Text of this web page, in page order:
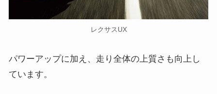
レクサスUX
パワーアップに加え、走り全体の上質さも向上し
ています。